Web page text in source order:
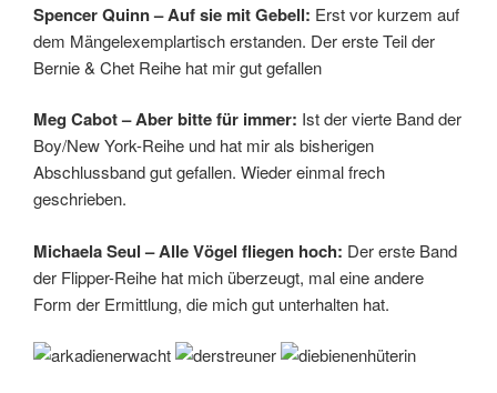
Spencer Quinn – Auf sie mit Gebell: Erst vor kurzem auf
dem Mängelexemplartisch erstanden. Der erste Teil der
Bernie & Chet Reihe hat mir gut gefallen
Meg Cabot – Aber bitte für immer: Ist der vierte Band der
Boy/New York-Reihe und hat mir als bisherigen
Abschlussband gut gefallen. Wieder einmal frech
geschrieben.
Michaela Seul – Alle Vögel fliegen hoch: Der erste Band
der Flipper-Reihe hat mich überzeugt, mal eine andere
Form der Ermittlung, die mich gut unterhalten hat.